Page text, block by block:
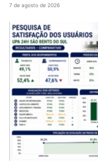
7 de agosto de 2026